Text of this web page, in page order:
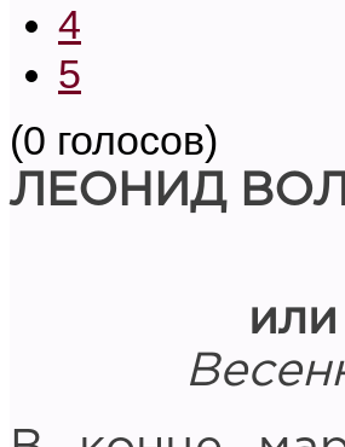
4
5
(0 голосов)
ЛЕОНИД